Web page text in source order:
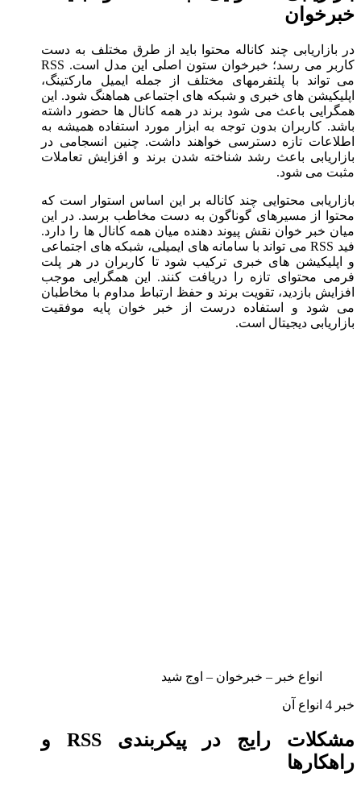
خبرخوان
در بازاریابی چند کاناله محتوا باید از طرق مختلف به دست
کاربر می رسد؛ خبرخوان ستون اصلی این مدل است. RSS
می تواند با پلتفرمهای مختلف از جمله ایمیل مارکتینگ،
اپلیکیشن های خبری و شبکه های اجتماعی هماهنگ شود. این
همگرایی باعث می شود برند در همه کانال ها حضور داشته
باشد. کاربران بدون توجه به ابزار مورد استفاده همیشه به
اطلاعات تازه دسترسی خواهند داشت. چنین انسجامی در
بازاریابی باعث رشد شناخته شدن برند و افزایش تعاملات
مثبت می شود.
بازاریابی محتوایی چند کاناله بر این اساس استوار است که
محتوا از مسیرهای گوناگون به دست مخاطب برسد. در این
میان خبر خوان نقش پیوند دهنده میان همه کانال ها را دارد.
فید RSS می تواند با سامانه های ایمیلی، شبکه های اجتماعی
و اپلیکیشن های خبری ترکیب شود تا کاربران در هر پلت
فرمی محتوای تازه را دریافت کنند. این همگرایی موجب
افزایش بازدید، تقویت برند و حفظ ارتباط مداوم با مخاطبان
می شود و استفاده درست از خبر خوان پایه موفقیت
بازاریابی دیجیتال است.
انواع خبر – خبرخوان – اوج شید
خبر 4 انواع آن
مشکلات رایج در پیکربندی RSS و
راهکارها